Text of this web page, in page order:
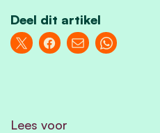
Deel dit artikel
Lees voor